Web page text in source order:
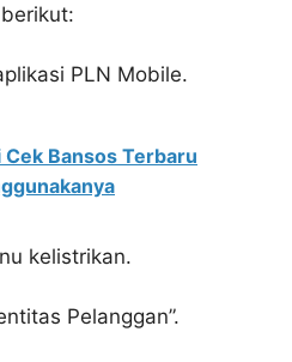
PLN Mobile.
Cek Bansos Terbaru
kelistrikan.
Pelanggan”.